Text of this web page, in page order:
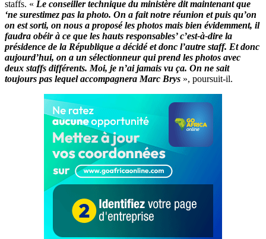
staffs. « Le conseiller technique du ministère dit maintenant que
‘ne surestimez pas la photo. On a fait notre réunion et puis qu’on
on est sorti, on nous a proposé les photos mais bien évidemment, il
faudra obéir à ce que les hauts responsables’ c’est-à-dire la
présidence de la République a décidé et donc l’autre staff. Et donc
aujourd’hui, on a un sélectionneur qui prend les photos avec
deux staffs différents. Moi, je n’ai jamais vu ça. On ne sait
toujours pas lequel accompagnera Marc Brys », poursuit-il.